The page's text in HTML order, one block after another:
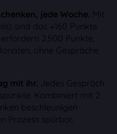
jede Woche. Mit
sind das +160 Punkte
2.500 Punkte,
ohne Gespräche
mit ihr. Jedes Gespräch
Kombiniert mit 2
beschleunigen
Prozess spürbar.